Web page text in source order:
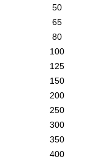
50
65
80
100
125
150
200
250
300
350
400